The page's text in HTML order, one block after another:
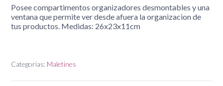
Posee compartimentos organizadores desmontables y una
ventana que permite ver desde afuera la organizacion de
tus productos. Medidas: 26x23x11cm
Categorías: Maletines